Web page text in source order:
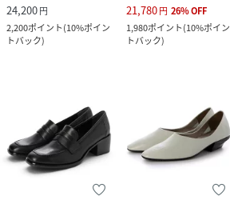
24,200円
2,200ポイント(10%ポイン
トバック)
21,780円 26%OFF
1,980ポイント(10%ポイン
トバック)